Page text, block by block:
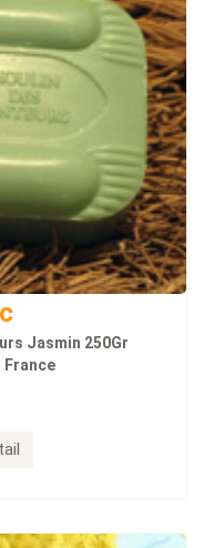
Jasmin 250Gr
France